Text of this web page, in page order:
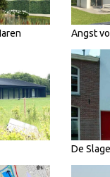
Angst
De